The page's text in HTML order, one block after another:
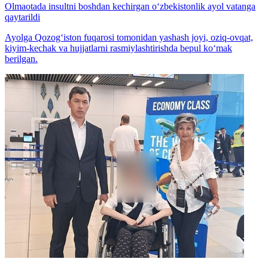
Olmaotada insultni boshdan kechirgan o‘zbekistonlik ayol vatanga
qaytarildi
Ayolga Qozog‘iston fuqarosi tomonidan yashash joyi, oziq-ovqat,
kiyim-kechak va hujjatlarni rasmiylashtirishda bepul ko‘mak
berilgan.